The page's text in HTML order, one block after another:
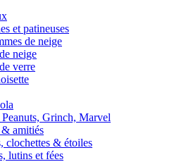
et patineuses
de neige
neige
verre
Grinch, Marvel
amitiés
clochettes & étoiles
lutins et fées